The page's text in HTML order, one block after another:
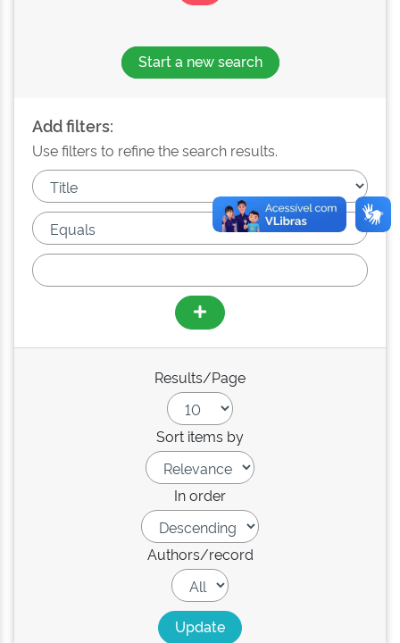
Start a new search
Add filters:
Use filters to refine the search results.
Results/Page
Sort items by
In order
Authors/record